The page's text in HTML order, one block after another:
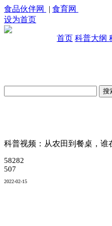
食品伙伴网 | 食育网
设为首页
首页 科普大纲
科普视频：从农田到餐桌，谁
58282
507
2022-02-15